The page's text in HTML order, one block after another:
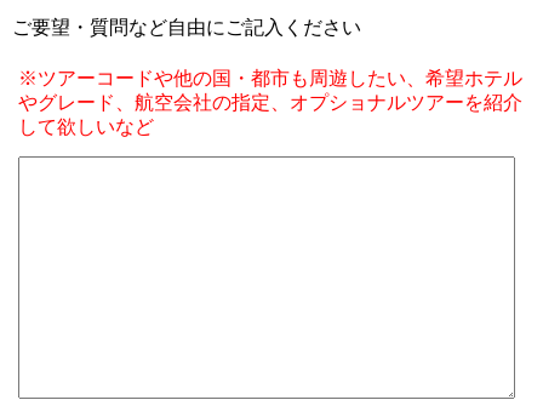
ご要望・質問など自由にご記入ください
※ツアーコードや他の国・都市も周遊したい、希望ホテル
やグレード、航空会社の指定、オプショナルツアーを紹介
して欲しいなど